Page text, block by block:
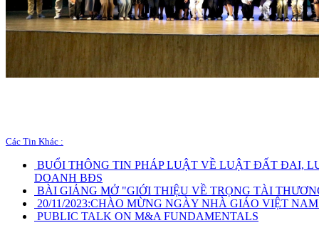
Các Tin Khác :
BUỔI THÔNG TIN PHÁP LUẬT VỀ LUẬT ĐẤT ĐAI,
DOANH BĐS
BÀI GIẢNG MỞ "GIỚI THIỆU VỀ TRỌNG TÀI
20/11/2023:CHÀO MỪNG NGÀY NHÀ GIÁO VIỆT NAM
PUBLIC TALK ON M&A FUNDAMENTALS